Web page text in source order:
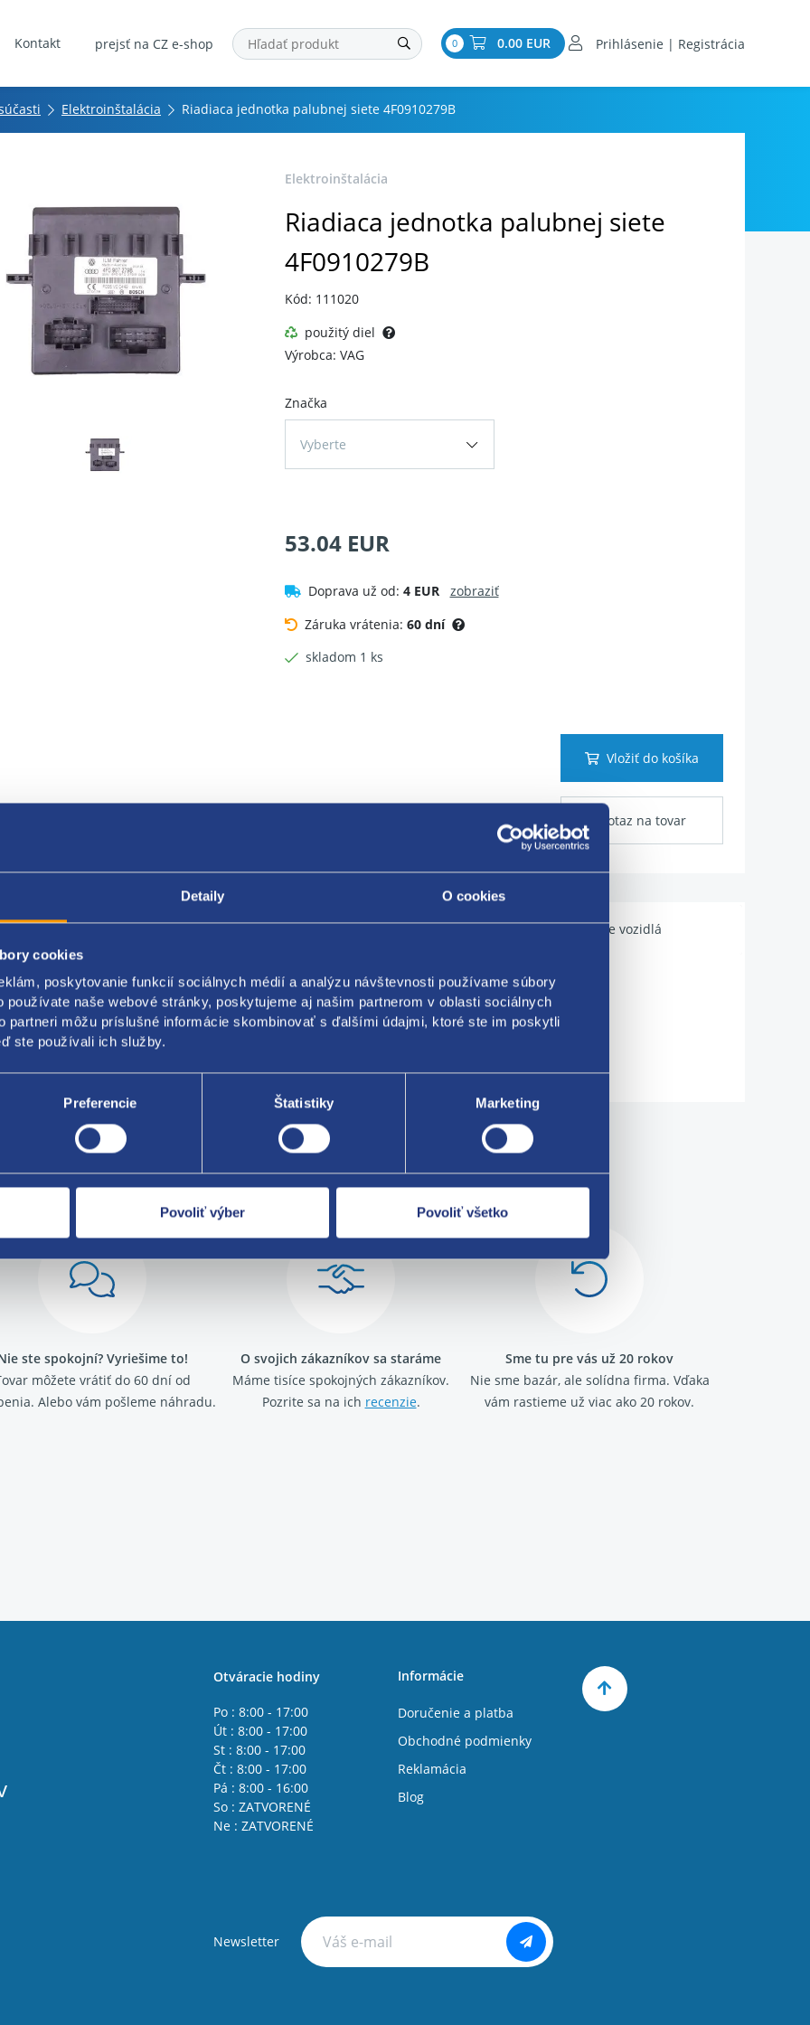
Detaily O cookies
cookies
poskytovanie funkcií sociálnych médií a analýzu návštevnosti používame súbory
používate naše webové stránky, poskytujeme aj našim partnerom v oblasti sociálnych
partneri môžu príslušné informácie skombinovať s ďalšími údajmi, ktoré ste im poskytli
ste používali ich služby.
Preferencie Štatistiky Marketing
Povoliť výber Povoliť všetko
Kontakt prejsť na CZ e-shop 0 0.00 EUR Prihlásenie | Registrácia
Elektroinštalácia Riadiaca jednotka palubnej siete 4F0910279B
Elektroinštalácia
Riadiaca jednotka palubnej siete
4F0910279B
Kód: 111020
použitý diel
Výrobca: VAG
Značka
Vyberte
53.04 EUR
Doprava už od: 4 EUR
zobraziť
Záruka vrátenia: 60 dní
skladom 1 ks
Vložiť do košíka
Dotaz na tovar
Popis produktu Kódy produktov Použiteľné pre vozidlá
jednotka palubnej siete
4F0910279B
Za kvalitu ručíme!
ste spokojní? Vyriešime to!
môžete vrátiť do 60 dní od
Alebo vám pošleme náhradu.
O svojich zákazníkov sa staráme
Máme tisíce spokojných zákazníkov.
Pozrite sa na ich recenzie.
Sme tu pre vás už 20 rokov
Nie sme bazár, ale solídna firma. Vďaka
vám rastieme už viac ako 20 rokov.
Otváracie hodiny
Po : 8:00 - 17:00
Út : 8:00 - 17:00
St : 8:00 - 17:00
Čt : 8:00 - 17:00
Pá : 8:00 - 16:00
So : ZATVORENÉ
Ne : ZATVORENÉ
Informácie
Doručenie a platba
Obchodné podmienky
Reklamácia
Blog
Newsletter